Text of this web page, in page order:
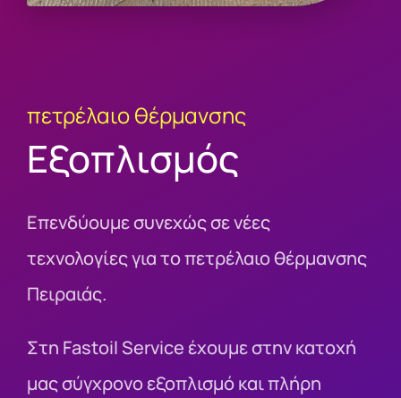
πετρέλαιο θέρμανσης
Εξοπλισμός
Επενδύουμε συνεχώς σε νέες
τεχνολογίες για το πετρέλαιο θέρμανσης
Πειραιάς.
Στη Fastoil Service έχουμε στην κατοχή
μας σύγχρονο εξοπλισμό και πλήρη